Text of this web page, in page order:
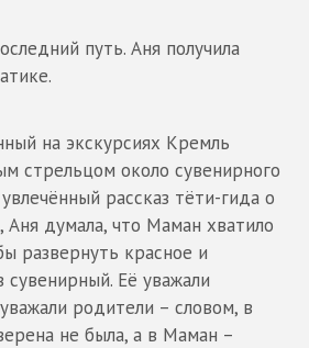
путь. Аня получила
на экскурсиях Кремль
стрельцом около сувенирного
рассказ тёти-гида о
Аня думала, что Маман хватило
развернуть красное и
сувенирный. Её уважали
родители – словом, в
не была, а в Маман –